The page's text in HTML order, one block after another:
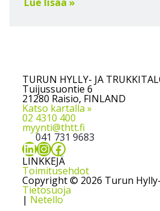
TURUN HYLLY- JA
Tuijussuontie 6
21280 Raisio, FINLAND
Katso kartalla »
02 4310 400
myynti@thtt.fi
041 731 9683
LinkedIn
Instagram
Facebook
LINKKEJÄ
Toimitusehdot
Copyright © 2026 Turun
Tietosuoja
| Netello